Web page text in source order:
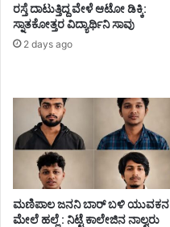
ರಸ್ತೆ ದಾಟುತ್ತಿದ್ದ ವೇಳೆ ಆಟೋ ಡಿಕ್ಕಿ:
ಸ್ನಾತಕೋತ್ತರ ವಿದ್ಯಾರ್ಥಿನಿ ಸಾವು
2 days ago
ಮಣಿಪಾಲ ಜನನಿ ಬಾರ್‌ ಬಳಿ ಯುವಕನ
ಮೇಲೆ ಹಲ್ಲೆ : ನಿಟ್ಟೆ ಕಾಲೇಜಿನ ನಾಲ್ವರು